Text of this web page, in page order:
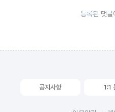
등록된 댓
공지사항 1:1